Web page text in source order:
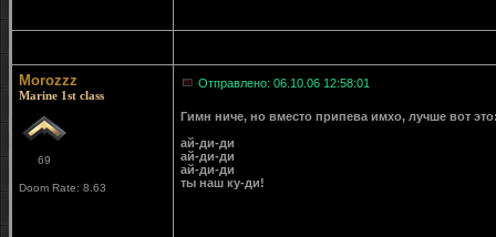
Morozzz
Marine 1st class
69
Doom Rate: 8.63
Отправлено: 06.10.06 12:58:01
Гимн ниче, но вместо припева имхо, лучше вот
ай-ди-ди
ай-ди-ди
ай-ди-ди
ты наш ку-ди!